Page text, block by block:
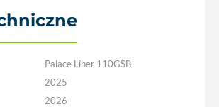
Palace Liner 110GSB
2025
2026